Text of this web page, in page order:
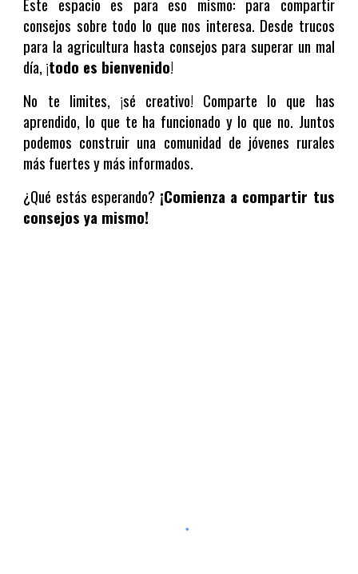
consejos sobre todo lo que nos interesa. Desde trucos
para la agricultura hasta consejos para superar un mal
día, ¡todo es bienvenido!
No te limites, ¡sé creativo! Comparte lo que has
aprendido, lo que te ha funcionado y lo que no. Juntos
podemos construir una comunidad de jóvenes rurales
más fuertes y más informados.
¿Qué estás esperando? ¡Comienza a compartir tus
consejos ya mismo!